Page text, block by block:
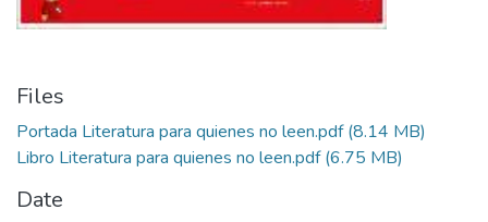
Files
Portada Literatura para quienes no leen.pdf(8.14 MB)
Libro Literatura para quienes no leen.pdf(6.75 MB)
Date